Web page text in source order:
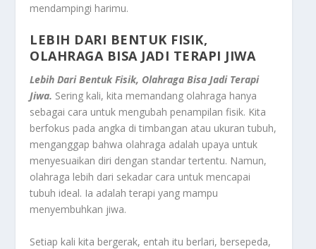
mendampingi harimu.
LEBIH DARI BENTUK FISIK,
OLAHRAGA BISA JADI TERAPI JIWA
Lebih Dari Bentuk Fisik, Olahraga Bisa Jadi Terapi
Jiwa. Sering kali, kita memandang olahraga hanya
sebagai cara untuk mengubah penampilan fisik. Kita
berfokus pada angka di timbangan atau ukuran tubuh,
menganggap bahwa olahraga adalah upaya untuk
menyesuaikan diri dengan standar tertentu. Namun,
olahraga lebih dari sekadar cara untuk mencapai
tubuh ideal. Ia adalah terapi yang mampu
menyembuhkan jiwa.
Setiap kali kita bergerak, entah itu berlari, bersepeda,